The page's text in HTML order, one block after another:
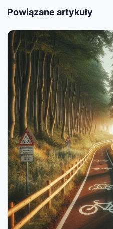
Powiązane artykuły